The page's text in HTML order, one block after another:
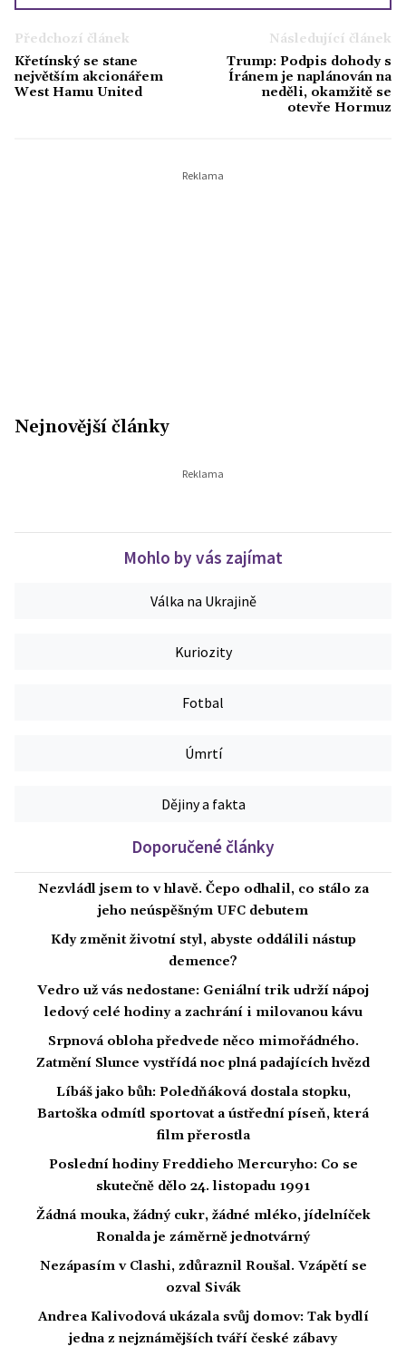
momenty v životě slavných. Psaní o
celebritách pro ni není jen bulvár – je to
způsob, jak vystihnout dobu a náladu
společnosti. Ve volném čase ráda uniká od
chaosu světa celebrit – chodí do lesa, čte
horory a tajně sbírá staré výtisky časopisů
Předchozí článek
Křetínský se stane
největším akcionářem
West Hamu United
Následující článek
Trump: Podpis dohody s
Íránem je naplánován na
neděli, okamžitě se
otevře Hormuz
Nejnovější články
Mohlo by vás zajímat
Válka na Ukrajině
Kuriozity
Fotbal
Úmrtí
Dějiny a fakta
Doporučené články
Nezvládl jsem to v hlavě. Čepo odhalil, co stálo za
jeho neúspěšným UFC debutem
Kdy změnit životní styl, abyste oddálili nástup
demence?
Vedro už vás nedostane: Geniální trik udrží nápoj
ledový celé hodiny a zachrání i milovanou kávu
Srpnová obloha předvede něco mimořádného.
Zatmění Slunce vystřídá noc plná padajících hvězd
Líbáš jako bůh: Poledňáková dostala stopku,
Bartoška odmítl sportovat a ústřední píseň, která
film přerostla
Poslední hodiny Freddieho Mercuryho: Co se
skutečně dělo 24. listopadu 1991
Žádná mouka, žádný cukr, žádné mléko, jídelníček
Ronalda je záměrně jednotvárný
Nezápasím v Clashi, zdůraznil Roušal. Vzápětí se
ozval Sivák
Andrea Kalivodová ukázala svůj domov: Tak bydlí
jedna z nejznámějších tváří české zábavy